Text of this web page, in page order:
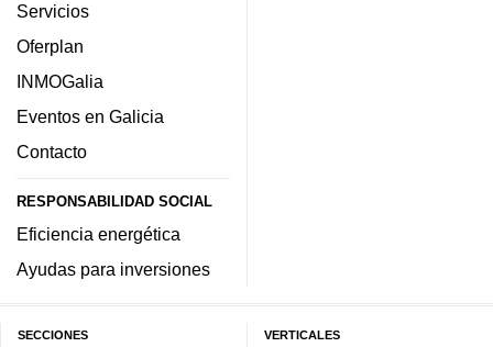
Servicios
Oferplan
INMOGalia
Eventos en Galicia
Contacto
RESPONSABILIDAD SOCIAL
Eficiencia energética
Ayudas para inversiones
SECCIONES VERTICALES